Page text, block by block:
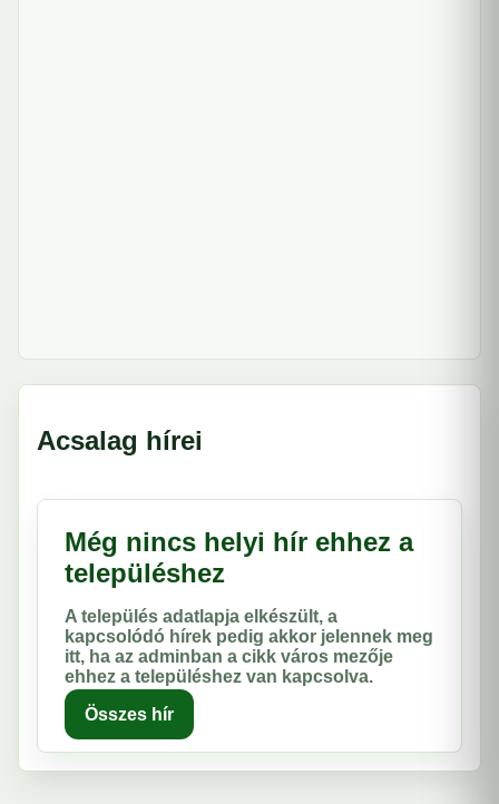
Acsalag hírei
Még nincs helyi hír ehhez a
településhez
A település adatlapja elkészült, a
kapcsolódó hírek pedig akkor jelennek meg
itt, ha az adminban a cikk város mezője
ehhez a településhez van kapcsolva.
Összes hír